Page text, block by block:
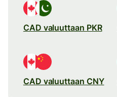
CAD valuuttaan PKR
CAD valuuttaan CNY